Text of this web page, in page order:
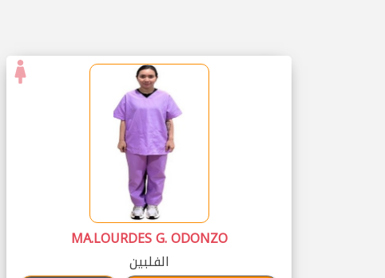
MA.LOURDES G. ODONZO
الفلبين